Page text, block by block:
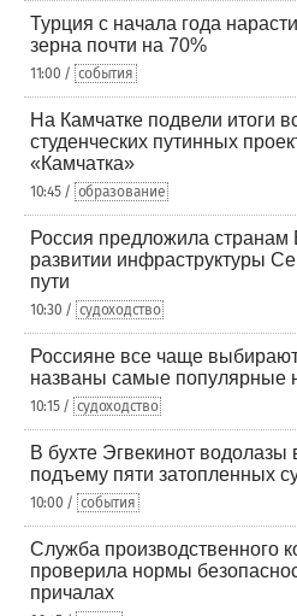
Турция с начала года
зерна почти на 70%
11:00 / события
На Камчатке подвели итоги
студенческих путинных
«Камчатка»
10:45 / образование
Россия предложила
развитии инфраструктуры
пути
10:30 / судоходство
Россияне все чаще
названы самые популярные
10:15 / судоходство
В бухте Эгвекинот водолазы
подъему пяти затопленных
10:00 / события
Служба производственного
проверила нормы
причалах